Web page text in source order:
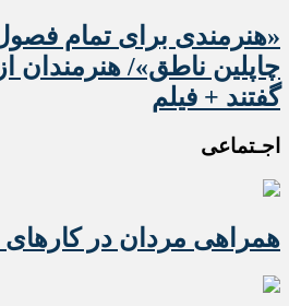
«هنرمندی برای تمام
چاپلین ناطق»/ هنرمندان
گفتند + فیلم
اجـتماعی
همراهی مردان در کارهای